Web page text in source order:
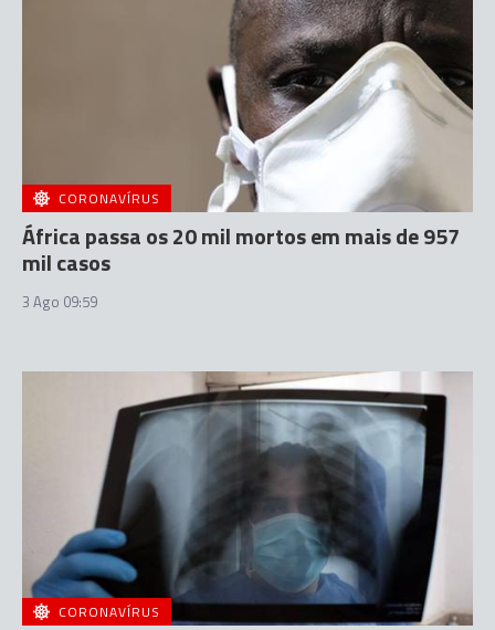
CORONAVÍRUS
África passa os 20 mil mortos em mais de 957
mil casos
3 Ago 09:59
CORONAVÍRUS